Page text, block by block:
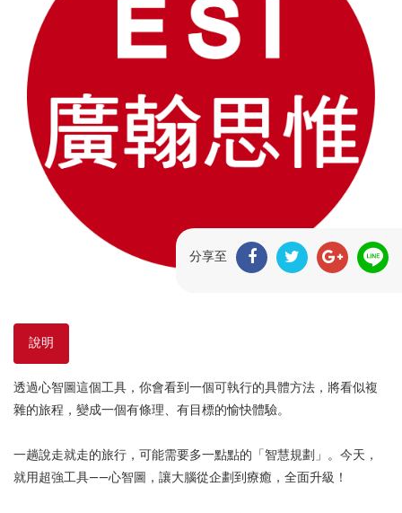
分享至
說明
透過心智圖這個工具，你會看到一個可執行的具體方法，將看似複
雜的旅程，變成一個有條理、有目標的愉快體驗。
一趟說走就走的旅行，可能需要多一點點的「智慧規劃」。今天，
就用超強工具——心智圖，讓大腦從企劃到療癒，全面升級！